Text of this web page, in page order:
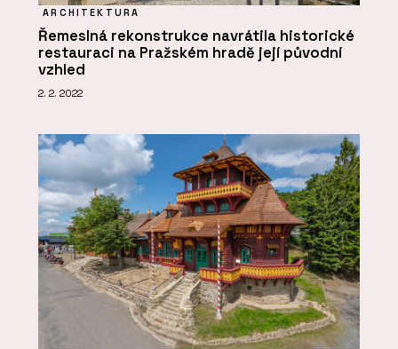
ARCHITEKTURA
Řemeslná rekonstrukce navrátila historické
restauraci na Pražském hradě její původní
vzhled
2. 2. 2022